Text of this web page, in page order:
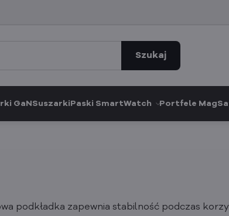
Szukaj
GaN Suszarki Paski SmartWatch Portfele
podkładka zapewnia stabilność podczas